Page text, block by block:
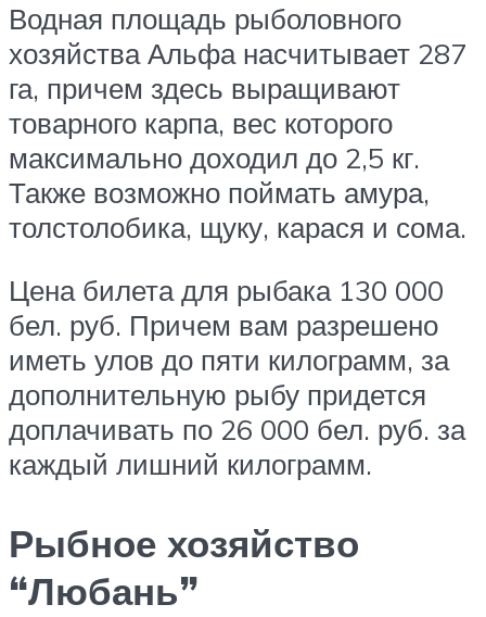
Водная площадь рыболовного
хозяйства Альфа насчитывает 287
га, причем здесь выращивают
товарного карпа, вес которого
максимально доходил до 2,5 кг.
Также возможно поймать амура,
толстолобика, щуку, карася и сома.
Цена билета для рыбака 130 000
бел. руб. Причем вам разрешено
иметь улов до пяти килограмм, за
дополнительную рыбу придется
доплачивать по 26 000 бел. руб. за
каждый лишний килограмм.
Рыбное хозяйство
“Любань”